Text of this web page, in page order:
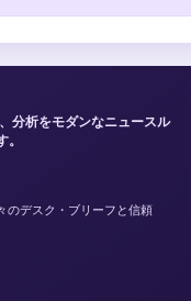
分析をモダンなニュースル
のデスク・ブリーフと信頼